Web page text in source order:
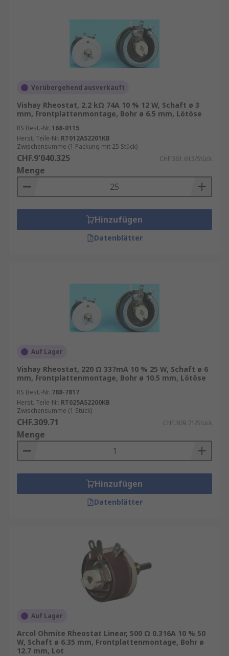
Vorübergehend ausverkauft
Vishay Rheostat, 2.2 kΩ 74A 10 % 12 W, Schaft ø 3
mm, Frontplattenmontage, Bohr ø 6.5 mm, Lötöse
RS Best.-Nr. 168-0115
Herst. Teile-Nr. RT012AS2201KB
Zwischensumme (1 Packung mit 25 Stück)
CHF.9'040.325 CHF.361.613/Stück
Menge
Hinzufügen
Datenblätter
Auf Lager
Vishay Rheostat, 220 Ω 337mA 10 % 25 W, Schaft ø 6
mm, Frontplattenmontage, Bohr ø 10.5 mm, Lötöse
RS Best.-Nr. 788-7817
Herst. Teile-Nr. RT025AS2200KB
Zwischensumme (1 Stück)
CHF.309.71 CHF.309.71/Stück
Menge
Hinzufügen
Datenblätter
Auf Lager
Arcol Ohmite Rheostat Linear, 500 Ω 0.316A 10 % 50
W, Schaft ø 6.35 mm, Frontplattenmontage, Bohr ø
12.7 mm, Lot